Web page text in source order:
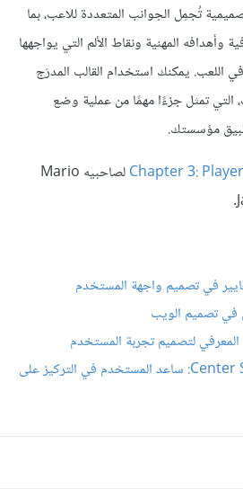
تُجمِل الجوانب المتعددة للاعب، بما
وأهدافه المهنية ونقاط الألم التي يواجهها
اللعب. يمكنك استخدام القالب المدرَج
التي تمثل جزءًا مهمًا من عملية وضع
مؤسستك.
لصاحبيه Mario
في تصميم واجهة المستخدم
في تصميم الويب
لتصميم تجربة المستخدم
مركز الاهتمام Center Stage: ساعد المستخدم في التركيز على